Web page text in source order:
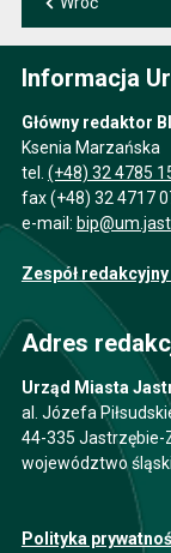
Informacja
Główny redaktor
Ksenia Marzańska
tel. (+48) 32 4785
fax (+48) 32 4717
e-mail:
Zespół redakcyjny
Adres
Urząd Miasta
al. Józefa
44-335 Jastrzębie-
województwo
Polityka